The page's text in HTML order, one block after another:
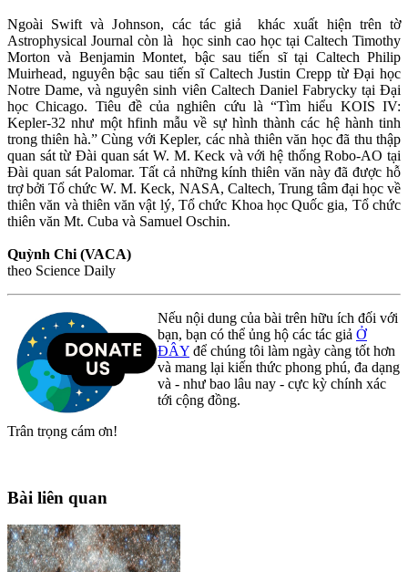
Ngoài Swift và Johnson, các tác giả khác xuất hiện trên tờ
Astrophysical Journal còn là học sinh cao học tại Caltech Timothy
Morton và Benjamin Montet, bậc sau tiến sĩ tại Caltech Philip
Muirhead, nguyên bậc sau tiến sĩ Caltech Justin Crepp từ Đại học
Notre Dame, và nguyên sinh viên Caltech Daniel Fabrycky tại Đại
học Chicago. Tiêu đề của nghiên cứu là “Tìm hiểu KOIS IV:
Kepler-32 như một hfinh mẫu về sự hình thành các hệ hành tinh
trong thiên hà.” Cùng với Kepler, các nhà thiên văn học đã thu thập
quan sát từ Đài quan sát W. M. Keck và với hệ thống Robo-AO tại
Đài quan sát Palomar. Tất cả những kính thiên văn này đã được hỗ
trợ bởi Tổ chức W. M. Keck, NASA, Caltech, Trung tâm đại học về
thiên văn và thiên văn vật lý, Tổ chức Khoa học Quốc gia, Tổ chức
thiên văn Mt. Cuba và Samuel Oschin.
Quỳnh Chi (VACA)
theo Science Daily
Nếu nội dung của bài trên hữu ích đối với
bạn, bạn có thể ủng hộ các tác giả Ở
ĐÂY để chúng tôi làm ngày càng tốt hơn
và mang lại kiến thức phong phú, đa dạng
và - như bao lâu nay - cực kỳ chính xác
tới cộng đồng.
Trân trọng cám ơn!
Bài liên quan